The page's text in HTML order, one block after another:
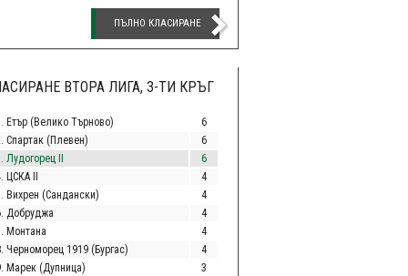
ПЪЛНО КЛАСИРАНЕ
ВТОРА ЛИГА, 3-ТИ КРЪГ
Етър (Велико Търново)
6
Спартак (Плевен)
6
Лудогорец II
6
ЦСКА II
4
Вихрен (Сандански)
4
Добруджа
4
Монтана
4
Черноморец 1919 (Бургас)
4
Марек (Дупница)
3